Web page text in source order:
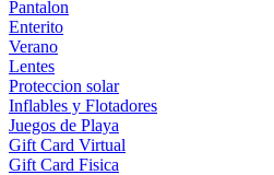
Pantalon
Enterito
Verano
Lentes
Proteccion solar
Inflables y Flotadores
Juegos de Playa
Gift Card Virtual
Gift Card Fisica